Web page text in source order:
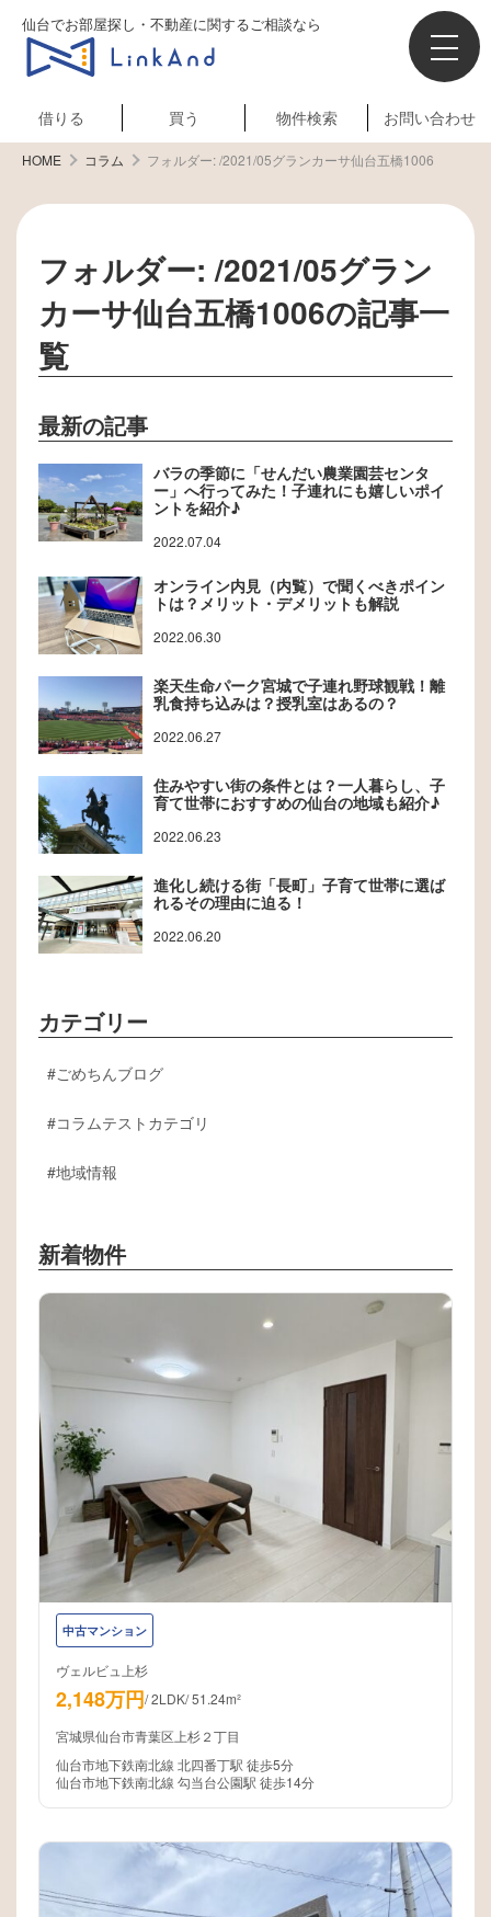
仙台でお部屋探し・不動産に関するご相談なら
借りる 買う 物件検索 お問い合わせ
HOME コラム フォルダー:/2021/05グランカーサ仙台五橋1006
フォルダー:/2021/05グラン
カーサ仙台五橋1006の記事一
覧
最新の記事
バラの季節に「せんだい農業園芸センタ
ー」へ行ってみた！子連れにも嬉しいポイ
ントを紹介♪
2022.07.04
オンライン内見（内覧）で聞くべきポイン
トは？メリット・デメリットも解説
2022.06.30
楽天生命パーク宮城で子連れ野球観戦！離
乳食持ち込みは？授乳室はあるの？
2022.06.27
住みやすい街の条件とは？一人暮らし、子
育て世帯におすすめの仙台の地域も紹介♪
2022.06.23
進化し続ける街「長町」子育て世帯に選ば
れるその理由に迫る！
2022.06.20
カテゴリー
ごめちんブログ
コラムテストカテゴリ
地域情報
新着物件
中古マンション
ヴェルビュ上杉
2,148万円/2LDK/51.24m²
宮城県仙台市青葉区上杉２丁目
仙台市地下鉄南北線 北四番丁駅 徒歩5分
仙台市地下鉄南北線 勾当台公園駅 徒歩14分